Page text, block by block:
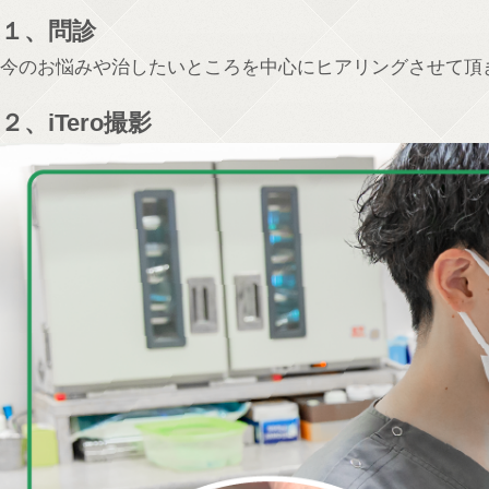
１、問診
今のお悩みや治したいところを中心にヒアリングさせて頂
２、iTero撮影